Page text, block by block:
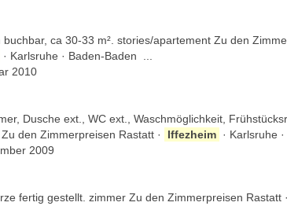
ca 30-33 m². stories/apartement Zu den
· Karlsruhe · Baden-Baden ...
2010
Dusche ext., WC ext., Waschmöglichkeit,
den Zimmerpreisen Rastatt ·
Iffezheim · Karlsruhe ·
2009
fertig gestellt. zimmer Zu den Zimmerpreisen Rastatt ·